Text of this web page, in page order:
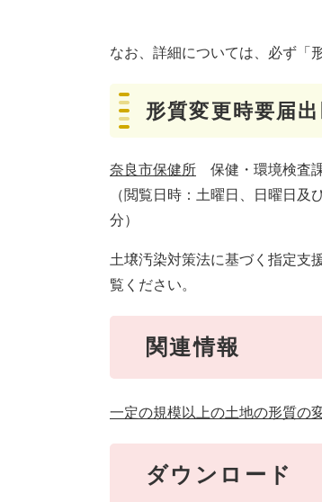
なお、詳細については、必ず「
形質変更時要届
奈良市保健所 保健・環境検査
（閲覧日時：土曜日、日曜日
分）
土壌汚染対策法に基づく指定支
覧ください。
関連情報
一定の規模以上の土地の形質の
ダウンロード